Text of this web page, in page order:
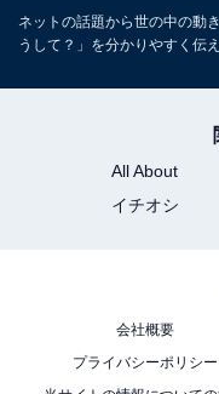
ネットの話題から世の中の動
うして？」を分かりやすく伝
All About
イチオシ
会社概要
プライバシーポリシー